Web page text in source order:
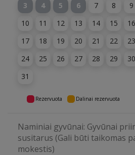
3
4 5 6 7 8
9
10
11 12 13 14 15
16
17
18 19 20 21 22
23
24
25 26 27 28 29
30
31
Rezervuota Dalinai rezervuota
Naminiai gyvūnai: Gyvūnai
susitarus (Gali būti taikomas
mokestis)